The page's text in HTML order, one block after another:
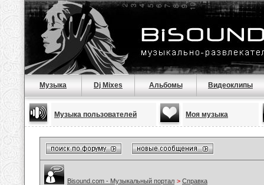
Музыка Dj Mixes Альбомы Видеоклипы
Музыка пользователей Моя музыка
Bisound.com - Музыкальный портал > Справка